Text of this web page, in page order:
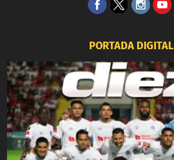
PORTADA DIGITAL